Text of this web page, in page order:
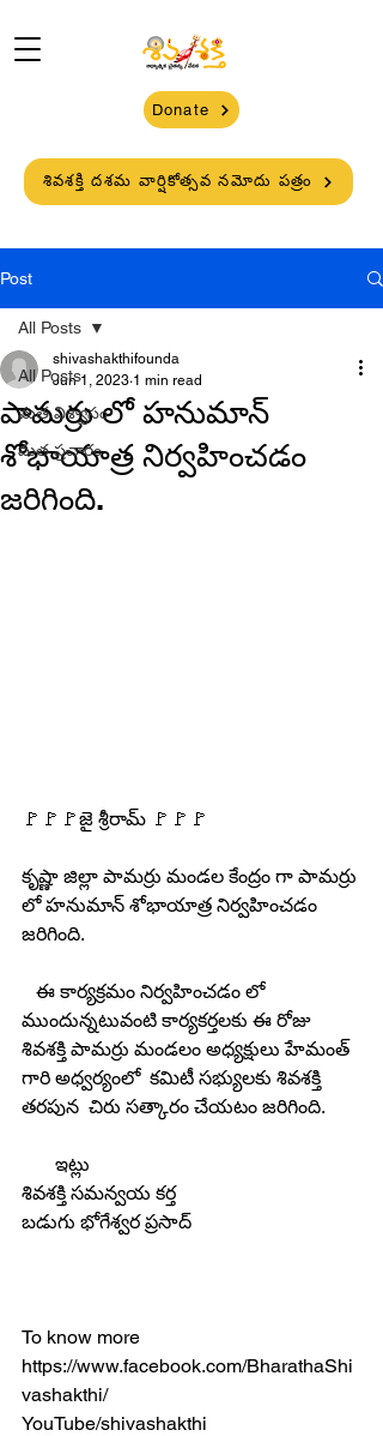
Donate
శివశక్తి దశమ వార్షికోత్సవ నమోదు పత్రం
Post
All Posts
మత విశ్వాసం
మత ప్రచారం
All Posts
పామర్రు లో హనుమాన్
శోభాయాత్ర నిర్వహించడం
జరిగింది.
shivashakthifounda
Jun 1, 2023 1 min read
🚩🚩🚩జై శ్రీరామ్ 🚩🚩🚩
కృష్ణా జిల్లా పామర్రు మండల కేంద్రం గా పామర్రు
లో హనుమాన్ శోభాయాత్ర నిర్వహించడం
జరిగింది.
ముందున్నటువంటి కార్యకర్తలకు ఈ రోజు
శివశక్తి పామర్రు మండలం అధ్యక్షులు హేమంత్
గారి అధ్వర్యంలో  కమిటీ సభ్యులకు శివశక్తి
తరపున  చిరు సత్కారం చేయటం జరిగింది.
       ఇట్లు
శివశక్తి సమన్వయ కర్త
బడుగు భోగేశ్వర ప్రసాద్
To know more
https://www.facebook.com/BharathaShi
vashakthi/
YouTube/shivashakthi